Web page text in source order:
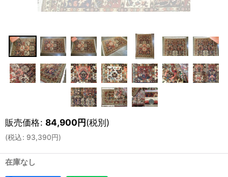
販売価格: 84,900円(税別)
(税込: 93,390円)
在庫なし